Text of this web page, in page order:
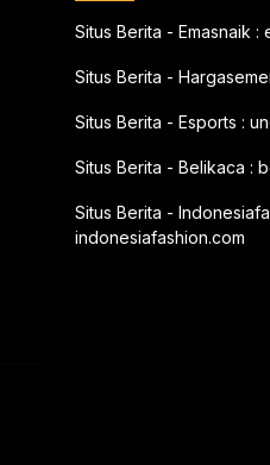
Situs Berita - Emasnaik :
Situs Berita -
Situs Berita - Esports :
Situs Berita - Belikaca :
Situs Berita -
indonesiafashion.com